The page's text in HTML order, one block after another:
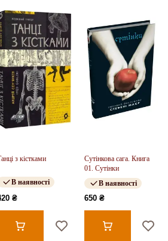
з кістками
В наявності
₴
Сутінкова сага. Книга
01. Сутінки
В наявності
650 ₴